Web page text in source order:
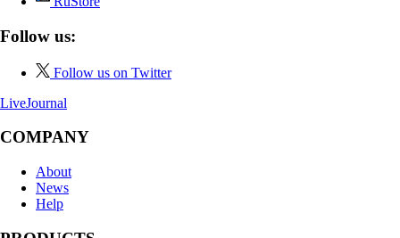
Follow us:
Follow us on Twitter
LiveJournal
COMPANY
About
News
Help